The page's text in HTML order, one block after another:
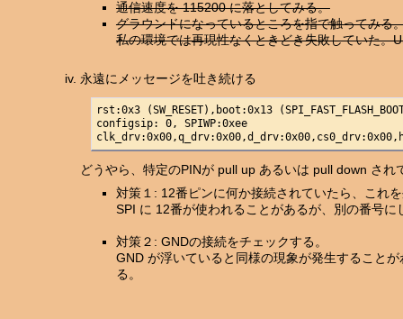
通信速度を 115200 に落としてみる。
グラウンドになっているところを指で触ってみる
私の環境では再現性なくときどき失敗していた。
永遠にメッセージを吐き続ける
rst:0x3 (SW_RESET),boot:0x13
configsip: 0, SPIWP:0xee
どうやら、特定のPINが pull up あるいは pull down され
対策１: 12番ピンに何か接続されていたら、これ
SPI に 12番が使われることがあるが、別の番号に
対策２: GNDの接続をチェックする。
GND が浮いていると同様の現象が発生すること
る。